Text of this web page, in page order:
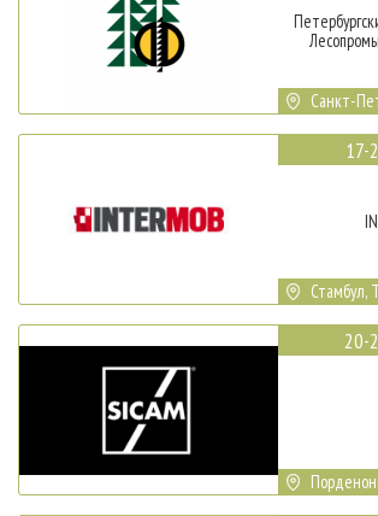
Санкт-
17-
Стамбул,
20-